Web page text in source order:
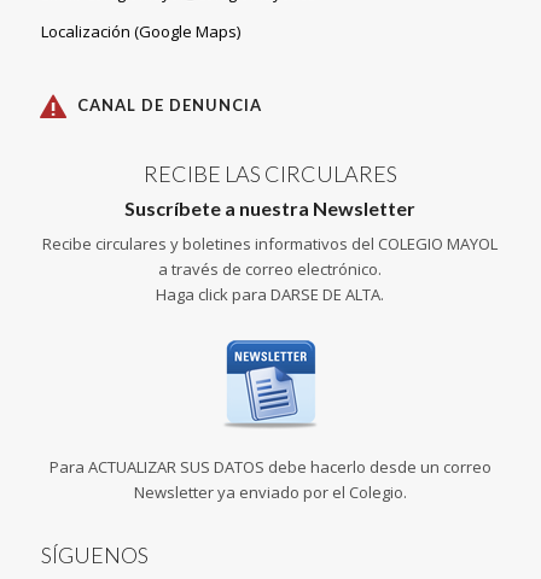
Localización (Google Maps)
CANAL DE DENUNCIA
RECIBE LAS CIRCULARES
Suscríbete a nuestra Newsletter
Recibe circulares y boletines informativos del COLEGIO MAYOL
a través de correo electrónico.
Haga click para DARSE DE ALTA.
Para ACTUALIZAR SUS DATOS debe hacerlo desde un correo
Newsletter ya enviado por el Colegio.
SÍGUENOS